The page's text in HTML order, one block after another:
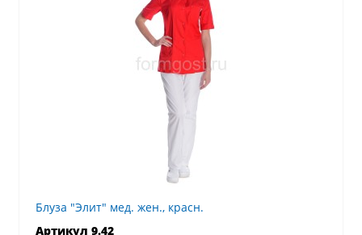
Блуза "Элит" мед. жен., красн.
Артикул 9.42